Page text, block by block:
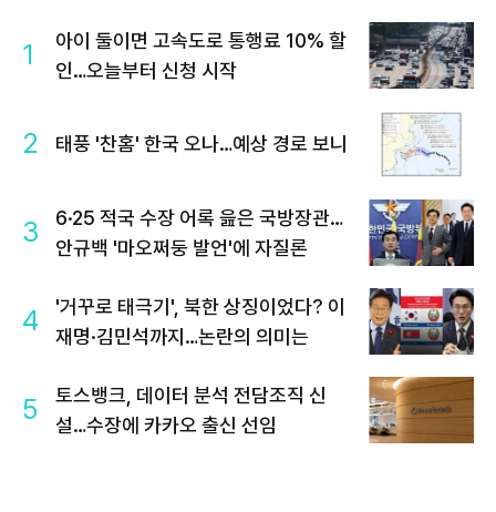
1
아이 둘이면 고속도로 통행료 10% 할
인…오늘부터 신청 시작
2 태풍 '찬홈' 한국 오나…예상 경로 보니
3
6·25 적국 수장 어록 읊은 국방장관…
안규백 '마오쩌둥 발언'에 자질론
4
'거꾸로 태극기', 북한 상징이었다? 이
재명·김민석까지…논란의 의미는
5
토스뱅크, 데이터 분석 전담조직 신
설…수장에 카카오 출신 선임